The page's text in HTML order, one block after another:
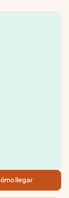
Carr. Puerto de Sta.
Sanlucar de
3.9
llegar